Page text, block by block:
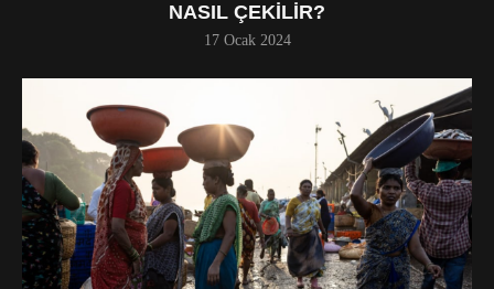
NASIL ÇEKILIR?
17 Ocak 2024